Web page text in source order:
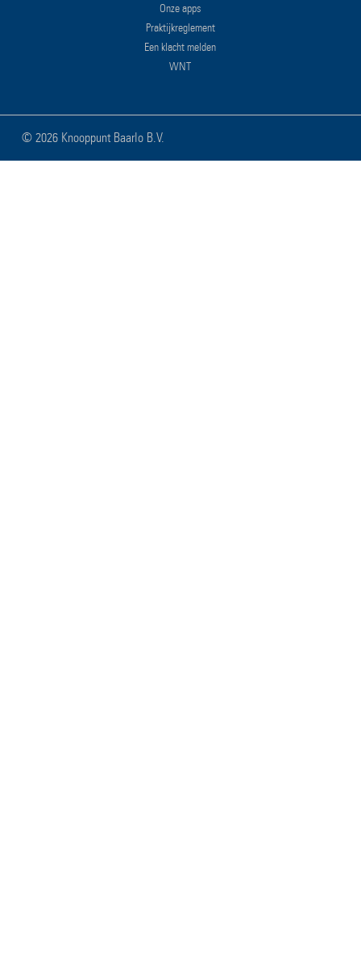
Onze apps
Praktijkreglement
Een klacht melden
WNT
© 2026 Knooppunt Baarlo B.V.